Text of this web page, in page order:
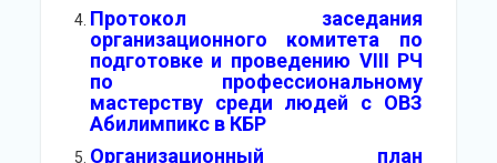
Протокол заседания
организационного комитета по
подготовке и проведению VIII РЧ
по профессиональному
мастерству среди людей с ОВЗ
Абилимпикс в КБР
Организационный план